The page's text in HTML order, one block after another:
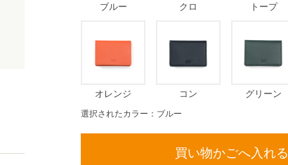
ブルー クロ トープ
オレンジ コン グリーン
選択されたカラー：ブルー
買い物かごへ入れる